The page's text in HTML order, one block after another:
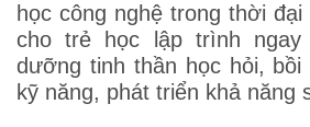
học công nghệ trong thời
cho trẻ học lập trình
dưỡng tinh thần học hỏi,
kỹ năng, phát triển khả năng